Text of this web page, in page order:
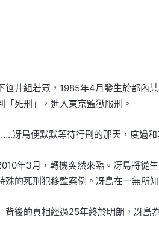
笹井組若眾，1985年4月發生於都內
「死刑」，進入東京監獄服刑。
冴島便默默等待行刑的那天，度過
年3月，轉機突然來臨。冴島將從
殊的死刑犯移監案例。冴島在一無所
背後的真相經過25年終於明朗，冴